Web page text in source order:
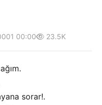
00:00 23.5K
sorar!.